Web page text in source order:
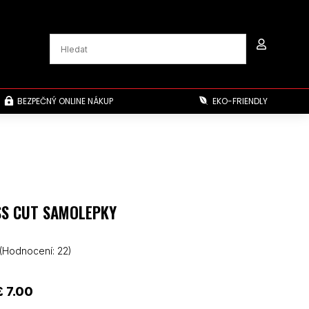

 BEZPEČNÝ ONLINE NÁKUP  EKO-FRIENDLY
CUT SAMOLEPKY
(Hodnocení: 22)
7.00Rozpětí